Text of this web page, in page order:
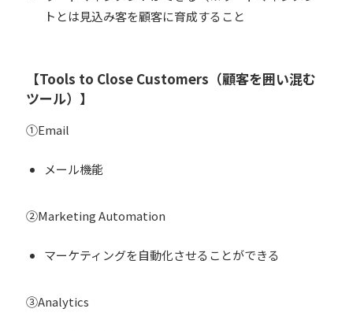
トとは見込み客を顧客に育成すること
【Tools to Close Customers（顧客を囲い混む
ツール）】
①Email
メール機能
②Marketing Automation
マーケティングを自動化させることができる
③Analytics